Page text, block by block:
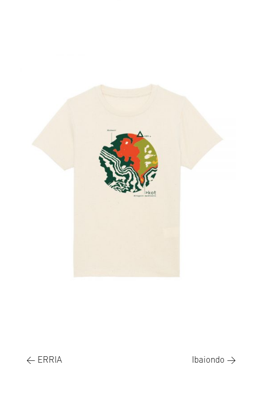
← ERRIA Ibaiondo →